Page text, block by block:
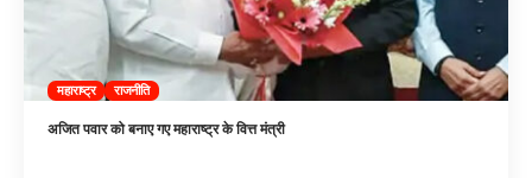
महाराष्ट्र राजनीति
अजित पवार को बनाए गए महाराष्ट्र के वित्त मंत्री